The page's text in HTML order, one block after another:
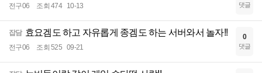
전구06 조회 474 10-13 댓글
잡담 효요겜도 하고 자유롭게 종겜도 하는 서버와서 놀자!!
전구06 조회 525 09-21
0
댓글